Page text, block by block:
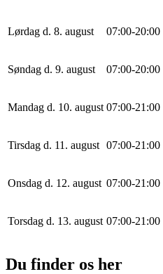
Lørdag d. 8. august 07:00-20:00
Søndag d. 9. august 07:00-20:00
Mandag d. 10. august 07:00-21 :00
Tirsdag d. 11. august 07:00-21 :00
Onsdag d. 12. august 07:00-21 :00
Torsdag d. 13. august 07:00-21 :00
Du finder os her